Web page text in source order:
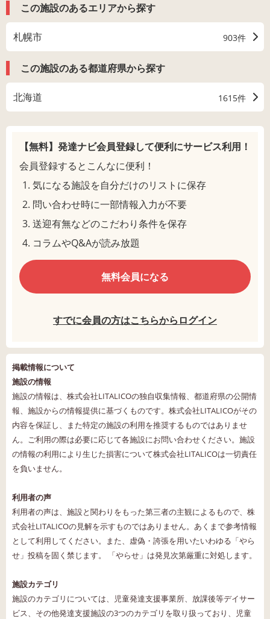
この施設のあるエリアから探す
札幌市 903件
この施設のある都道府県から探す
北海道 1615件
【無料】発達ナビ会員登録して便利にサービス利用！
会員登録するとこんなに便利！
気になる施設を自分だけのリストに保存
問い合わせ時に一部情報入力が不要
送迎有無などのこだわり条件を保存
コラムやQ&Aが読み放題
無料会員になる
すでに会員の方はこちらからログイン
掲載情報について
施設の情報
施設の情報は、株式会社LITALICOの独自収集情報、都道府県の公開情
報、施設からの情報提供に基づくものです。株式会社LITALICOがその
内容を保証し、また特定の施設の利用を推奨するものではありませ
ん。ご利用の際は必要に応じて各施設にお問い合わせください。施設
の情報の利用により生じた損害について株式会社LITALICOは一切責任
を負いません。
利用者の声
利用者の声は、施設と関わりをもった第三者の主観によるもので、株
式会社LITALICOの見解を示すものではありません。あくまで参考情報
として利用してください。また、虚偽・誇張を用いたいわゆる「やら
せ」投稿を固く禁じます。 「やらせ」は発見次第厳重に対処します。
施設カテゴリ
施設のカテゴリについては、児童発達支援事業所、放課後等デイサー
ビス、その他発達支援施設の3つのカテゴリを取り扱っており、児童